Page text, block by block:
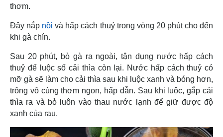
thơm.
Đậy nắp nồi và hấp cách thuỷ trong vòng 20 phút cho đến
khi gà chín.
Sau 20 phút, bỏ gà ra ngoài, tận dụng nước hấp cách
thuỷ để luộc số cải thìa còn lại. Nước hấp cách thuỷ có
mỡ gà sẽ làm cho cải thìa sau khi luộc xanh và bóng hơn,
trông vô cùng thơm ngon, hấp dẫn. Sau khi luộc, gắp cải
thìa ra và bỏ luôn vào thau nước lạnh để giữ được độ
xanh của rau.